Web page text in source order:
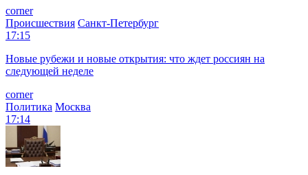
corner
Происшествия Санкт-Петербург
17:15
Новые рубежи и новые открытия: что ждет россиян на
следующей неделе
corner
Политика Москва
17:14